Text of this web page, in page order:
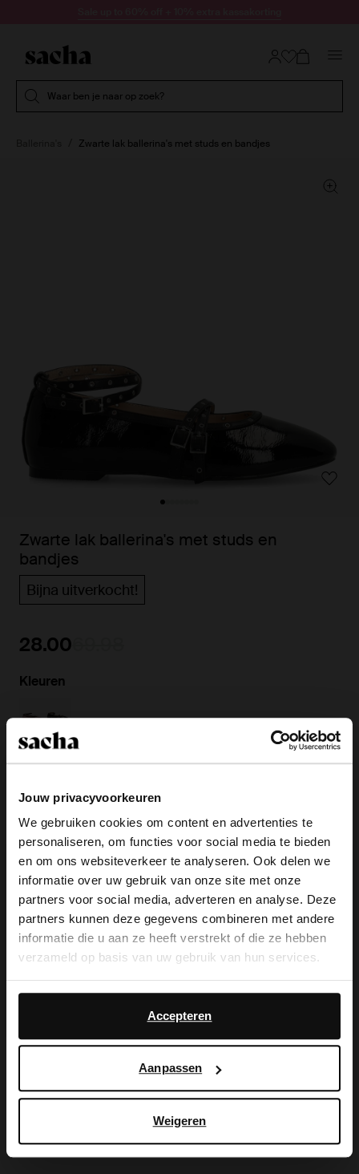
Jouw privacyvoorkeuren
We gebruiken cookies om content en advertenties te
personaliseren, om functies voor social media te bieden
en om ons websiteverkeer te analyseren. Ook delen we
informatie over uw gebruik van onze site met onze
partners voor social media, adverteren en analyse. Deze
partners kunnen deze gegevens combineren met andere
informatie die u aan ze heeft verstrekt of die ze hebben
verzameld op basis van uw gebruik van hun services.
Daarnaast werken wij samen met Google voor
advertentie- en meetdoeleinden. Meer informatie over
hoe Google uw persoonsgegevens gebruikt, vindt u op
Accepteren
Aanpassen
Weigeren
Waar ben je naar op zoek?
Zwarte lak ballerina's met studs en bandjes
Zwarte lak ballerina's met studs en
bandjes
Bijna uitverkocht!
28.00
Kleuren
Kies jouw maat
Snelle levering
Achteraf betalen
14 dagen bedenktijd
Product omschrijving
Deze zwarte lak ballerina's van Sacha hebben een
klassiek design en bandjes rondom de enkels en de
wreef met zilverkleurige studs. We adviseren als
Bezorgen & retour
ga terug
×
View this website in English?
It looks like your language isn't Dutch. Would
you like to switch to English?
English
No, stay in Dutch